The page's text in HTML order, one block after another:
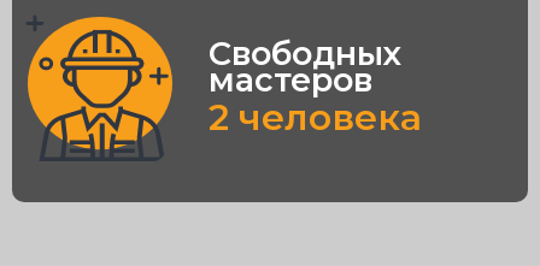
Свободных
мастеров
2 человека